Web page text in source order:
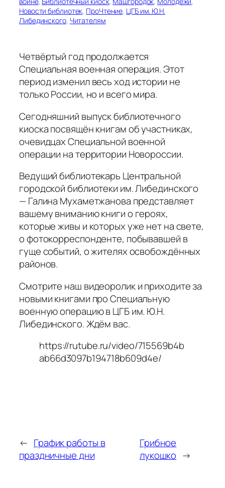
Новости библиотек, ПроЧтение, ЦГБ им. Ю.Н.
Либединского, Читателям
Четвёртый год продолжается
Специальная военная операция. Этот
период изменил весь ход истории не
только России, но и всего мира.
Сегодняшний выпуск библиотечного
киоска посвящён книгам об участниках,
очевидцах Специальной военной
операции на территории Новороссии.
Ведущий библиотекарь Центральной
городской библиотеки им. Либединского
— Галина Мухаметжанова представляет
вашему вниманию книги о героях,
которые живы и которых уже нет на свете,
о фотокорреспонденте, побывавшей в
гуще событий, о жителях освобождённых
районов.
Смотрите наш видеоролик и приходите за
новыми книгами про Специальную
военную операцию в ЦГБ им. Ю.Н.
Либединского. Ждём вас.
https://rutube.ru/video/715569b4b
ab66d3097b194718b609d4e/
← График работы в
праздничные дни
Грибное
лукошко →